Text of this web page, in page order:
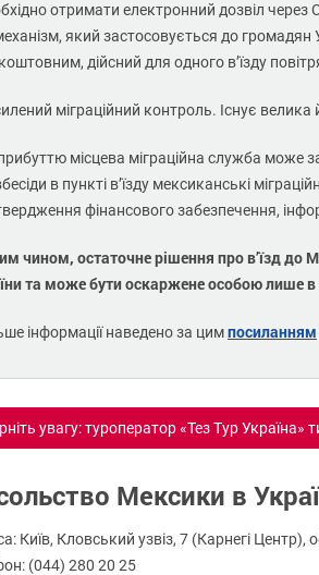
отримати електронний дозвіл
який застосовується до
дійсний для одного в’їзду
міграційний контроль. Існує
місцева міграційна служба може
в пункті в’їзду мексиканські
фінансового забезпечення,
чином, остаточне рішення про в’їзд до
та може бути оскаржене особою лише
інформації наведено за цимпосиланням
увагу: туроператор «Тез Тур
Мексики в
Київ, Кловський узвіз, 7 (Карнегі Центр),
(044) 280 20 25